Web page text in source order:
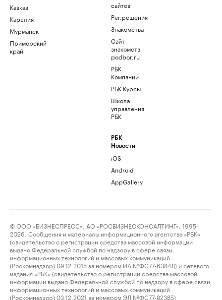
Кавказ
Карелия
Мурманск
Приморский
край
сайтов
Рег.решения
Знакомства
Сайт
знакомств
podbor.ru
РБК
Компании
РБК Курсы
Школа
управления
РБК
РБК
Новости
iOS
Android
AppGallery
© ООО «БИЗНЕСПРЕСС», АО «РОСБИЗНЕСКОНСАЛТИНГ», 1995–
2026. Сообщения и материалы информационного агентства «РБК»
(свидетельство о регистрации средства массовой информации
выдано Федеральной службой по надзору в сфере связи,
информационных технологий и массовых коммуникаций
(Роскомнадзор) 09.12.2015 за номером ИА №ФС77-63848) и сетевого
издания «РБК» (свидетельство о регистрации средства массовой
информации выдано Федеральной службой по надзору в сфере связи,
информационных технологий и массовых коммуникаций
(Роскомнадзор) 03.12.2021 за номером ЭЛ №ФС77-82385)